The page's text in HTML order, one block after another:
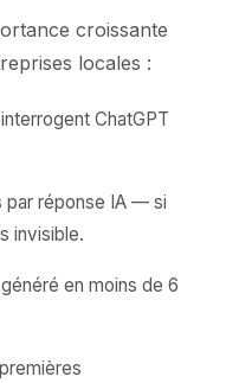
croissante
locales :
ChatGPT
par réponse IA — si
invisible.
en moins de 6